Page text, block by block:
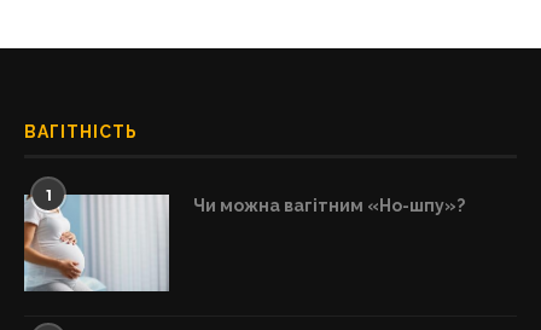
ВАГІТНІСТЬ
1 Чи можна вагітним «Но-шпу»?